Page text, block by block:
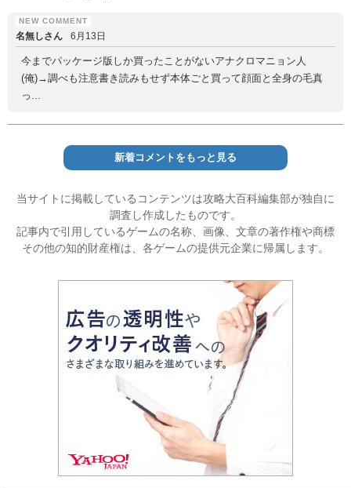
名無しさん 6月13日
今までパッケージ版しか買ったことがないアナクロマニョン人
(俺)→調べも注意書き読みもせず本体ごと買って顔面と全身の毛真
っ...
新着コメントをもっと見る
当サイトに掲載しているコンテンツは攻略大百科編集部が独自に
調査し作成したものです。
記事内で引用しているゲームの名称、画像、文章の著作権や商標
その他の知的財産権は、各ゲームの提供元企業に帰属します。